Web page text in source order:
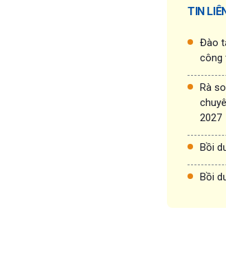
TIN
Đào
công
Rà
2027
Bồi
Bồi